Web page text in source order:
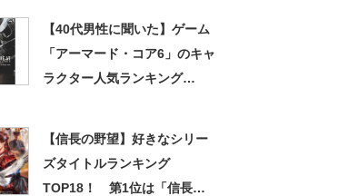
【40代男性に聞いた】ゲーム
「アーマード・コア6」のキャ
ラクター人気ランキング
【信長の野望】好きなシリー
ズタイトルランキング
TOP18！ 第1位は「信長の